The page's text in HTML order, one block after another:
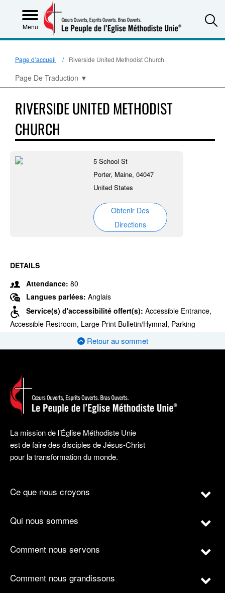
Menu
Page d’accueil Riverside United Methodist Church
Page De Traduction ▼
RIVERSIDE UNITED METHODIST
CHURCH
5 School St
Porter, Maine, 04047
United States
Obtenir Des
Directions
DETAILS
Attendance: 80
Langues parlées: Anglais
Service(s) d'accessibilité offert(s): Accessible Entrance,
Accessible Restroom, Large Print Bulletin/Hymnal, Parking
Retour au sommet
La mission de l’Église Méthodiste Unie
est de faire des disciples de Jésus-Christ
pour la transformation du monde.
Ce que nous croyons
Qui nous sommes
Comment nous servons
Comment nous grandissons